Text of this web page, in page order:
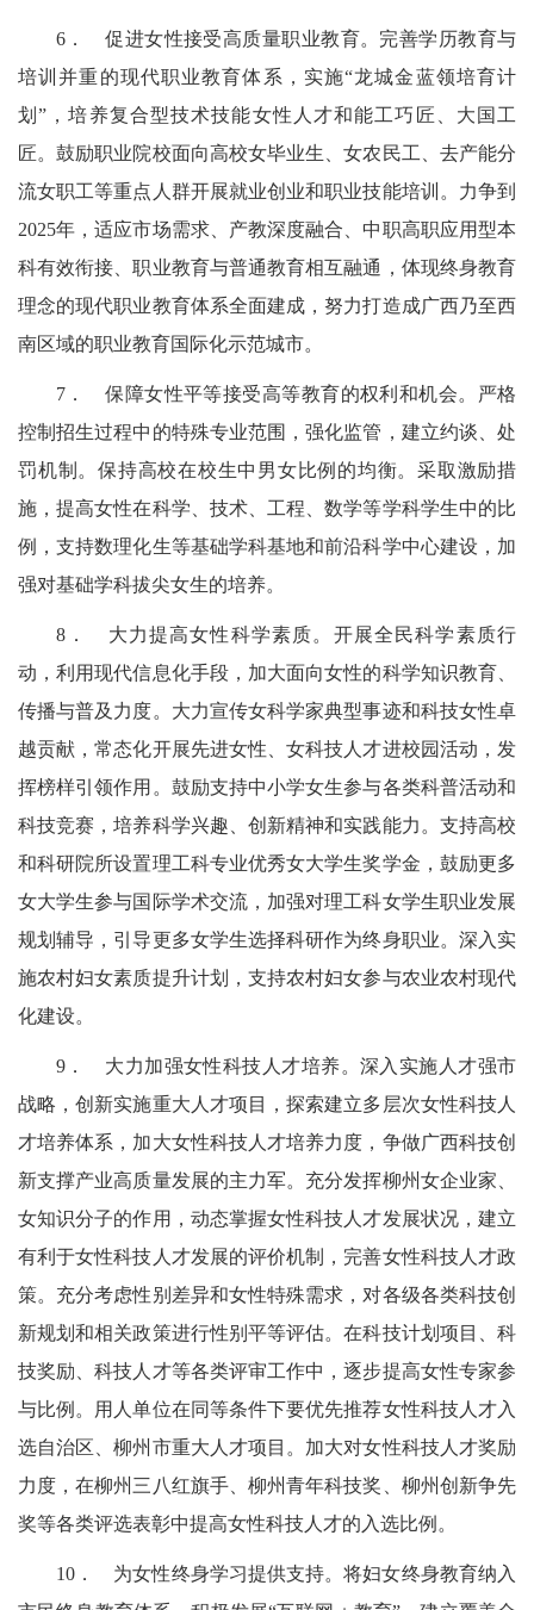
6．促进女性接受高质量职业教育。完善学历教育与
培训并重的现代职业教育体系，实施“龙城金蓝领培育计
划”，培养复合型技术技能女性人才和能工巧匠、大国工
匠。鼓励职业院校面向高校女毕业生、女农民工、去产能分
流女职工等重点人群开展就业创业和职业技能培训。力争到
2025年，适应市场需求、产教深度融合、中职高职应用型本
科有效衔接、职业教育与普通教育相互融通，体现终身教育
理念的现代职业教育体系全面建成，努力打造成广西乃至西
南区域的职业教育国际化示范城市。
7．保障女性平等接受高等教育的权利和机会。严格
控制招生过程中的特殊专业范围，强化监管，建立约谈、处
罚机制。保持高校在校生中男女比例的均衡。采取激励措
施，提高女性在科学、技术、工程、数学等学科学生中的比
例，支持数理化生等基础学科基地和前沿科学中心建设，加
强对基础学科拔尖女生的培养。
8． 大力提高女性科学素质。开展全民科学素质行
动，利用现代信息化手段，加大面向女性的科学知识教育、
传播与普及力度。 大力宣传女科学家典型事迹和科技女性卓
越贡献，常态化开展先进女性、女科技人才进校园活动，发
挥榜样引领作用。鼓励支持中小学女生参与各类科普活动和
科技竞赛，培养科学兴趣、创新精神和实践能力。支持高校
和科研院所设置理工科专业优秀女大学生奖学金，鼓励更多
女大学生参与国际学术交流，加强对理工科女学生职业发展
规划辅导，引导更多女学生选择科研作为终身职业。深入实
施农村妇女素质提升计划，支持农村妇女参与农业农村现代
化建设。
9． 大力加强女性科技人才培养。深入实施人才强市
战略，创新实施重大人才项目，探索建立多层次女性科技人
才培养体系，加大女性科技人才培养力度，争做广西科技创
新支撑产业高质量发展的主力军。充分发挥柳州女企业家、
女知识分子的作用，动态掌握女性科技人才发展状况，建立
有利于女性科技人才发展的评价机制，完善女性科技人才政
策。充分考虑性别差异和女性特殊需求，对各级各类科技创
新规划和相关政策进行性别平等评估。在科技计划项目、科
技奖励、科技人才等各类评审工作中，逐步提高女性专家参
与比例。 用人单位在同等条件下要优先推荐女性科技人才入
选自治区、柳州市重大人才项目。加大对女性科技人才奖励
力度，在柳州三八红旗手、柳州青年科技奖、柳州创新争先
奖等各类评选表彰中提高女性科技人才的入选比例。
10． 为女性终身学习提供支持。将妇女终身教育纳入